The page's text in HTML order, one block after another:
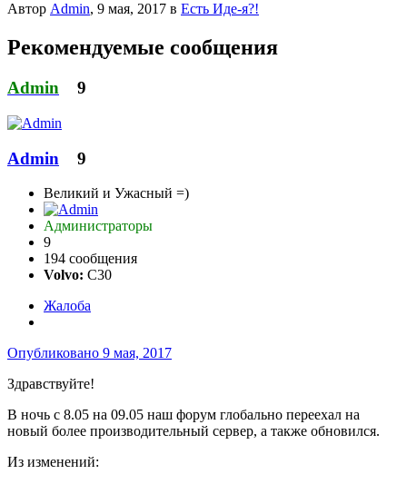
Автор Admin, 9 мая, 2017 в Есть Иде-я?!
Рекомендуемые сообщения
Admin 9
Admin 9
Великий и Ужасный =)
Администраторы
9
194 сообщения
Volvo: C30
Жалоба
Опубликовано 9 мая, 2017
Здравствуйте!
В ночь с 8.05 на 09.05 наш форум глобально переехал на
новый более производительный сервер, а также обновился.
Из изменений: